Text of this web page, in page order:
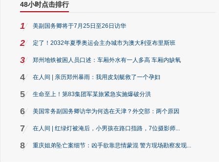
48小时点击排行
1 美副国务卿将于7月25日至26日访华
2 定了！2032年夏季奥运会主办城市为澳大利亚布里斯班
3 郑州地铁被困人员口述：车厢外水有一人多高 车厢内缺氧
4 在人间 | 亲历郑州暴雨：我用皮划艇救了一个孕妇
5 生命至上！第83集团军某旅紧急实施爆破分洪
6 美国常务副国务卿访华为何选在天津？外交部：两个原因
7 在人间 | 红绿灯被淹后，小男孩在路口指路，7位摄影师...
8 重庆姐弟坠亡案细节：凶手欲靠悲情蒙混 警方现场勘察发现...